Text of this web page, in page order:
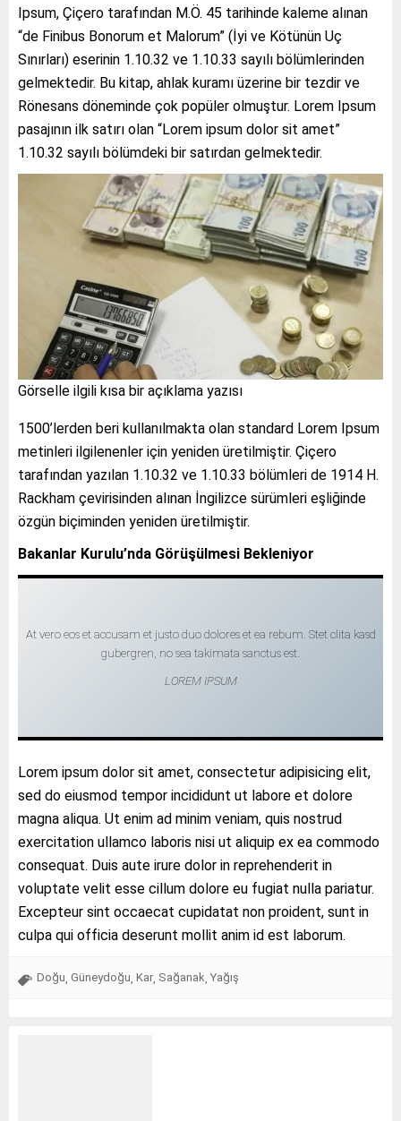
Ipsum, Çiçero tarafından M.Ö. 45 tarihinde kaleme alınan
“de Finibus Bonorum et Malorum” (İyi ve Kötünün Uç
Sınırları) eserinin 1.10.32 ve 1.10.33 sayılı bölümlerinden
gelmektedir. Bu kitap, ahlak kuramı üzerine bir tezdir ve
Rönesans döneminde çok popüler olmuştur. Lorem Ipsum
pasajının ilk satırı olan “Lorem ipsum dolor sit amet”
1.10.32 sayılı bölümdeki bir satırdan gelmektedir.
Görselle ilgili kısa bir açıklama yazısı
1500’lerden beri kullanılmakta olan standard Lorem Ipsum
metinleri ilgilenenler için yeniden üretilmiştir. Çiçero
tarafından yazılan 1.10.32 ve 1.10.33 bölümleri de 1914 H.
Rackham çevirisinden alınan İngilizce sürümleri eşliğinde
özgün biçiminden yeniden üretilmiştir.
Bakanlar Kurulu’nda Görüşülmesi Bekleniyor
At vero eos et accusam et justo duo dolores et ea rebum. Stet clita kasd
gubergren, no sea takimata sanctus est.
LOREM IPSUM
Lorem ipsum dolor sit amet, consectetur adipisicing elit,
sed do eiusmod tempor incididunt ut labore et dolore
magna aliqua. Ut enim ad minim veniam, quis nostrud
exercitation ullamco laboris nisi ut aliquip ex ea commodo
consequat. Duis aute irure dolor in reprehenderit in
voluptate velit esse cillum dolore eu fugiat nulla pariatur.
Excepteur sint occaecat cupidatat non proident, sunt in
culpa qui officia deserunt mollit anim id est laborum.
Doğu Güneydoğu Kar Sağanak Yağış